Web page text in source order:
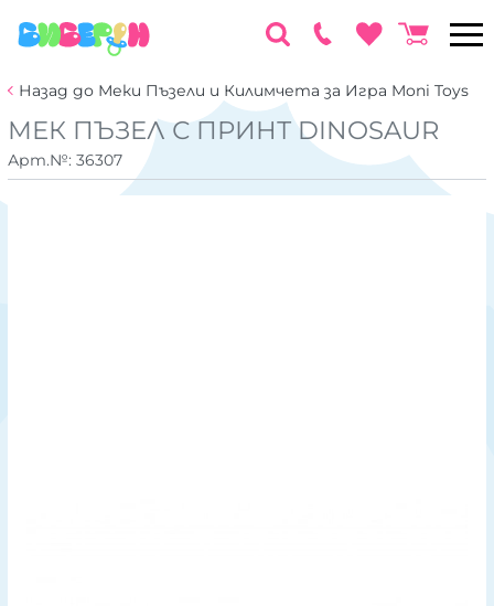
Назад до Меки Пъзели и Килимчета за Игра Moni Toys
МЕК ПЪЗЕЛ С ПРИНТ DINOSAUR
Арт.№: 36307